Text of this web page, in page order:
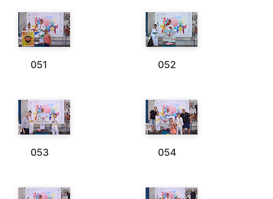
051 052
053 054